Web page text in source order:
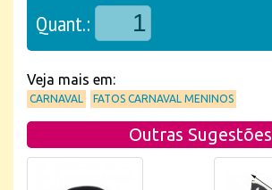
Quant.:
Veja mais em:
CARNAVAL FATOS CARNAVAL MENINOS
Outras Sugestões